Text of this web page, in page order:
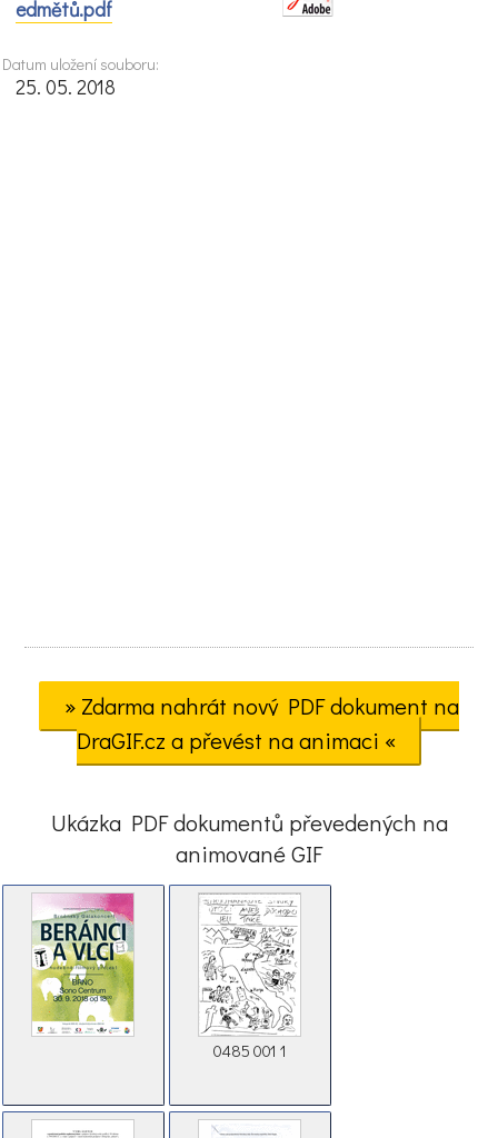
edmětů.pdf
Datum uložení souboru:
25. 05. 2018
» Zdarma nahrát nový PDF dokument na
DraGIF.cz a převést na animaci «
Ukázka PDF dokumentů převedených na
animované GIF
0485 001 1